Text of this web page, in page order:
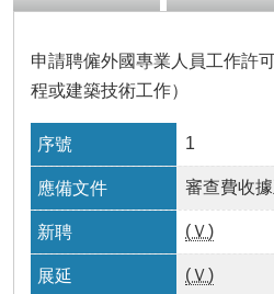
全
策
政
府
站
料
放
申請聘僱外國專業人員工作許
程或建築技術工作）
1
審查費收
(Ｖ)
(Ｖ)